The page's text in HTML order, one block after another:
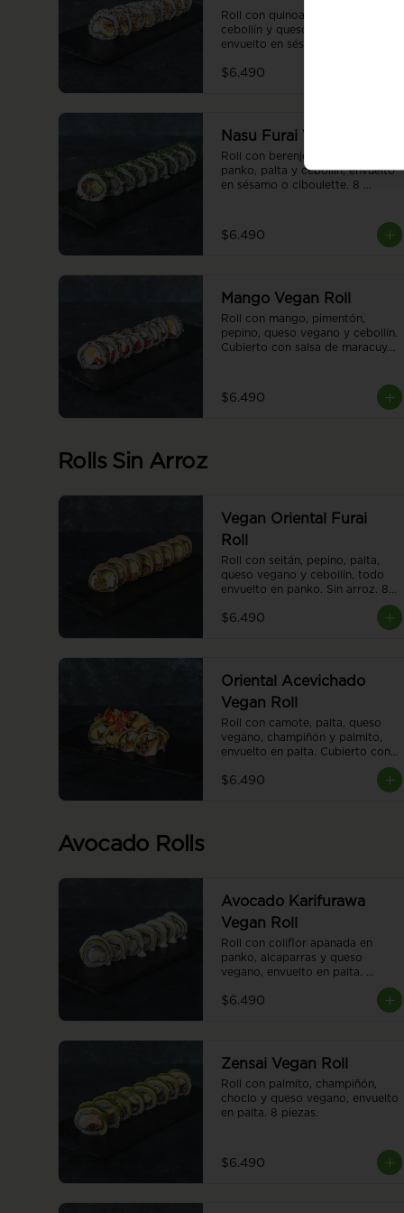
Roll con quinoa, seitán, palta,
cebollín y queso vegano
envuelto en sésamo o ciboulette.
$6.490
Nasu Furai Vegan Roll
Roll con berenjena apanada en
panko, palta y cebollín, envuelto
en sésamo o ciboulette. 8
$6.490
Mango Vegan Roll
Roll con mango, pimentón,
pepino, queso vegano y cebollín.
Cubierto con salsa de maracuyá
$6.490
Rolls Sin Arroz
Vegan Oriental Furai
Roll
Roll con seitán, pepino, palta,
queso vegano y cebollín, todo
envuelto en panko. Sin arroz. 8
$6.490
Oriental Acevichado
Vegan Roll
Roll con camote, palta, queso
vegano, champiñón y palmito,
envuelto en palta. Cubierto con
piezas.
$6.490
Avocado Rolls
Avocado Karifurawa
Vegan Roll
Roll con coliflor apanada en
panko, alcaparras y queso
vegano, envuelto en palta.
Cubierto con salsa acevichada
vegana. 8 piezas.
$6.490
Zensai Vegan Roll
Roll con palmito, champiñón,
choclo y queso vegano, envuelto
en palta. 8 piezas.
$6.490